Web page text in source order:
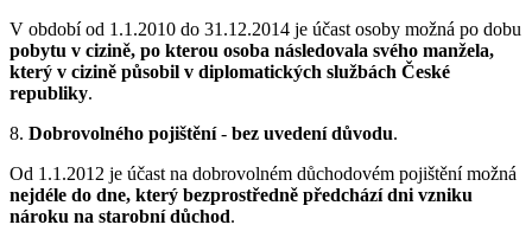
V období od 1.1.2010 do 31.12.2014 je účast osoby možná po dobu
pobytu v cizině, po kterou osoba následovala svého manžela,
který v cizině působil v diplomatických službách České
republiky.
8. Dobrovolného pojištění- bez uvedení důvodu.
Od 1.1.2012 je účast na dobrovolném důchodovém pojištění možná
nejdéle do dne, který bezprostředně předchází dni vzniku
nároku na starobní důchod.